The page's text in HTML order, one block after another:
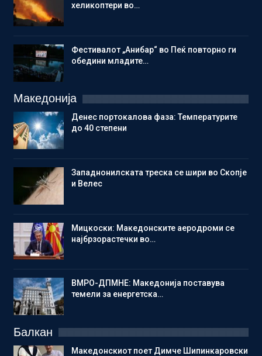
хеликоптери во…
Фестивалот „Анибар“ во Пеќ повторно ги
обедини младите…
Македонија
Денес портокалова фаза: Температурите
до 40 степени
Западнонилската треска се шири во Скопје
и Велес
Мицкоски: Македонските аеродроми се
најбрзорастечки во…
ВМРО-ДПМНЕ: Македонија поставува
темели за енергетска…
Балкан
Македонскиот поет Димче Шипинкаровски